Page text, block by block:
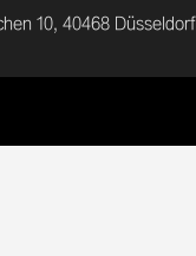
10, 40468 Düsseldorf